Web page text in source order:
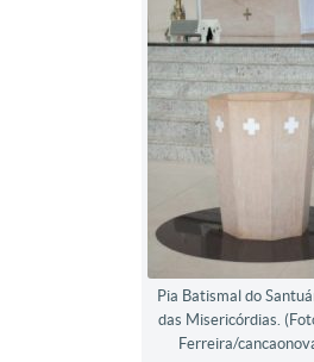
Pia Batismal do
das Misericórdias.
Ferreira/